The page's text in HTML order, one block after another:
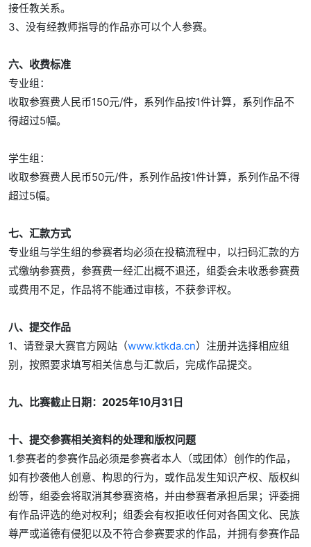
接任教关系。
3、没有经教师指导的作品亦可以个人参赛。
六、收费标准
专业组：
收取参赛费人民币150元/件，系列作品按1件计算，系列作品不
得超过5幅。
学生组：
收取参赛费人民币50元/件，系列作品按1件计算，系列作品不得
超过5幅。
七、汇款方式
专业组与学生组的参赛者均必须在投稿流程中，以扫码汇款的方
式缴纳参赛费，参赛费一经汇出概不退还，组委会未收悉参赛费
或费用不足，作品将不能通过审核，不获参评权。
八、提交作品
1、请登录大赛官方网站（www.ktkda.cn）注册并选择相应组
别，按照要求填写相关信息与汇款后，完成作品提交。
九、比赛截止日期：2025年10月31日
十、提交参赛相关资料的处理和版权问题
1.参赛者的参赛作品必须是参赛者本人（或团体）创作的作品，
如有抄袭他人创意、构思的行为，或作品发生知识产权、版权纠
纷等，组委会将取消其参赛资格，并由参赛者承担后果；评委拥
有作品评选的绝对权利；组委会有权拒收任何对各国文化、民族
尊严或道德有侵犯以及不符合参赛要求的作品，并拥有参赛作品